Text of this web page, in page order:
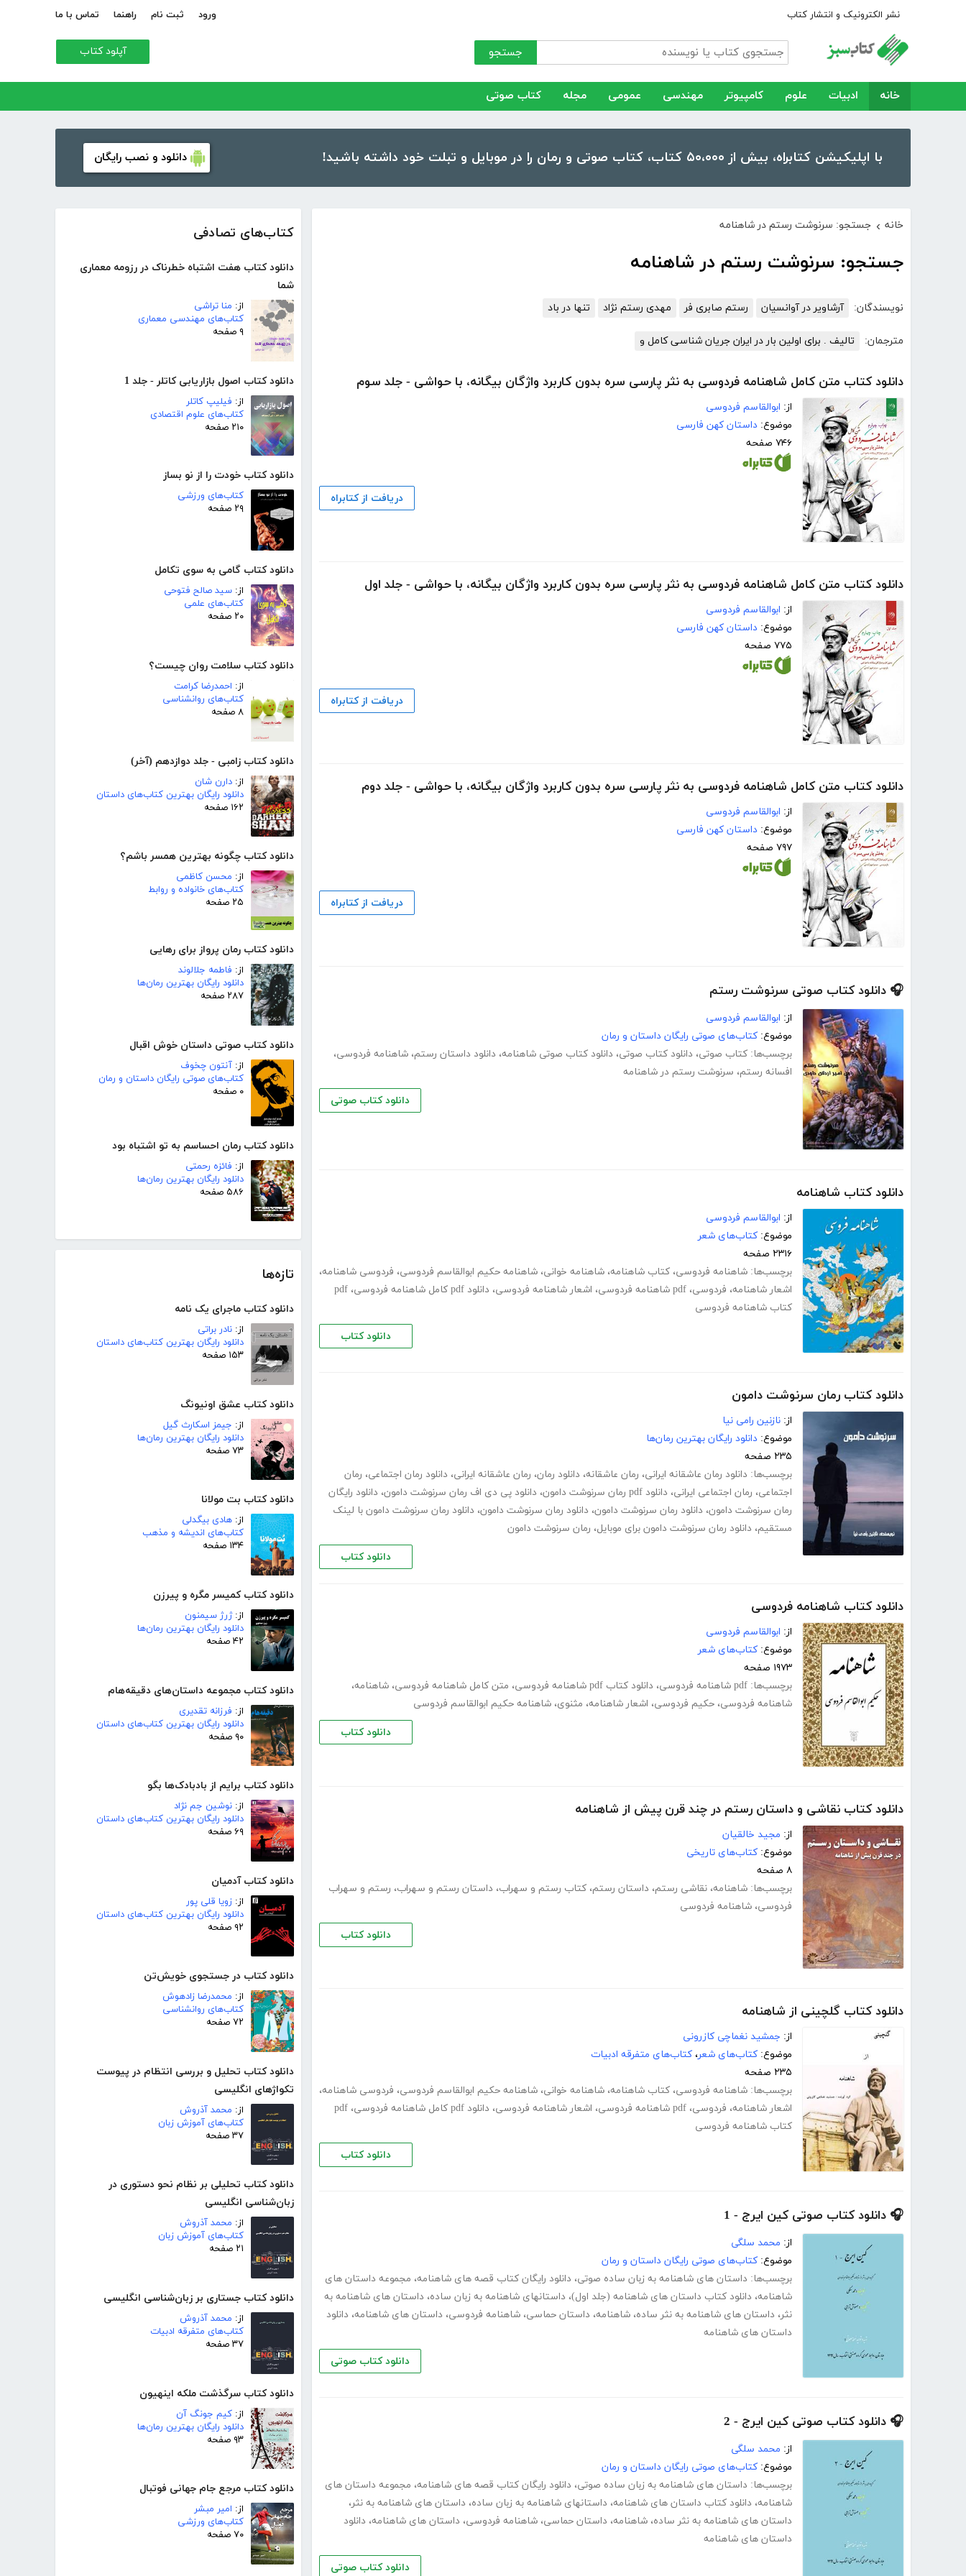
نشر الکترونیک و انتشار کتاب ورود ثبت نام راهنما تماس با ما
جستجو آپلود کتاب
خانه ادبیات علوم کامپیوتر مهندسی عمومی مجله کتاب صوتی
با اپلیکیشن کتابراه، بیش از ۵۰،۰۰۰ کتاب، کتاب صوتی و رمان را در موبایل و تبلت خود داشته باشید! دانلود و نصب رایگان
کتاب‌های تصادفی
دانلود کتاب هفت اشتباه خطرناک در رزومه معماری
شما
از: منا تراشی
کتاب‌های مهندسی معماری
۹ صفحه
دانلود کتاب اصول بازاریابی کاتلر - جلد 1
از: فیلیپ کاتلر
کتاب‌های علوم اقتصادی
۲۱۰ صفحه
دانلود کتاب خودت را از نو بساز
کتاب‌های ورزشی
۲۹ صفحه
دانلود کتاب گامی به سوی تکامل
از: سید صالح فتوحی
کتاب‌های علمی
۲۰ صفحه
دانلود کتاب سلامت روان چیست؟
از: احمدرضا کرامت
کتاب‌های روانشناسی
۸ صفحه
دانلود کتاب زامبی - جلد دوازدهم (آخر)
از: دارن شان
دانلود رایگان بهترین کتاب‌های داستان
۱۶۲ صفحه
دانلود کتاب چگونه بهترین همسر باشم؟
از: محسن کاظمی
کتاب‌های خانواده و روابط
۲۵ صفحه
دانلود کتاب رمان پرواز برای رهایی
از: فاطمه جلالوند
دانلود رایگان بهترین رمان‌ها
۲۸۷ صفحه
دانلود کتاب صوتی داستان خوش اقبال
از: آنتون چخوف
کتاب‌های صوتی رایگان داستان و رمان
۰ صفحه
دانلود کتاب رمان احساسم به تو اشتباه بود
از: فائزه رحمتی
دانلود رایگان بهترین رمان‌ها
۵۸۶ صفحه
تازه‌ها
دانلود کتاب ماجرای یک نامه
از: نادر براتی
دانلود رایگان بهترین کتاب‌های داستان
۱۵۳ صفحه
دانلود کتاب عشق اونیونگ
از: جیمز اسکارث گیل
دانلود رایگان بهترین رمان‌ها
۷۳ صفحه
دانلود کتاب بت مولانا
از: هادی بیگدلی
کتاب‌های اندیشه و مذهب
۱۳۴ صفحه
دانلود کتاب کمیسر مگره و پیرزن
از:ژرژ سیمنون
دانلود رایگان بهترین رمان‌ها
۴۲ صفحه
دانلود کتاب مجموعه داستان‌های دقیقه‌هام
از: فرزانه تقدیری
دانلود رایگان بهترین کتاب‌های داستان
۹۰ صفحه
دانلود کتاب برایم از بادبادک‌ها بگو
از: نوشین جم نژاد
دانلود رایگان بهترین کتاب‌های داستان
۶۹ صفحه
دانلود کتاب آدمیان
از: زویا قلی پور
دانلود رایگان بهترین کتاب‌های داستان
۹۲ صفحه
دانلود کتاب در جستجوی خویش‌تن
از: محمدرضا زادهوش
کتاب‌های روانشناسی
۷۲ صفحه
دانلود کتاب تحلیل و بررسی انتظام در پیوست
تکواژهای انگلیسی
از: محمد آذروش
کتاب‌های آموزش زبان
۳۷ صفحه
دانلود کتاب تحلیلی بر نظام نحو دستوری در
زبان‌شناسی انگلیسی
از: محمد آذروش
کتاب‌های آموزش زبان
۲۱ صفحه
دانلود کتاب جستاری بر زبان‌شناسی انگلیسی
از: محمد آذروش
کتاب‌های متفرقه ادبیات
۳۷ صفحه
دانلود کتاب سرگذشت ملکه اینهیون
از: کیم جونگ آن
دانلود رایگان بهترین رمان‌ها
۹۳ صفحه
دانلود کتاب مرجع جام جهانی فوتبال
از: امیر مبشر
کتاب‌های ورزشی
۷۰ صفحه
خانه › جستجو: سرنوشت رستم در شاهنامه
جستجو: سرنوشت رستم در شاهنامه
نویسندگان: آرشاویر در آوانسیان رستم صابری فر مهدی رستم نژاد تنها در باد
مترجمان: تالیف . برای اولین بار در ایران جریان شناسی کامل و
دانلود کتاب متن کامل شاهنامه فردوسی به نثر پارسی سره بدون کاربرد واژگان بیگانه، با حواشی - جلد سوم
از: ابوالقاسم فردوسی
موضوع: داستان کهن فارسی
۷۴۶ صفحه
دریافت از کتابراه
دانلود کتاب متن کامل شاهنامه فردوسی به نثر پارسی سره بدون کاربرد واژگان بیگانه، با حواشی - جلد اول
از: ابوالقاسم فردوسی
موضوع: داستان کهن فارسی
۷۷۵ صفحه
دریافت از کتابراه
دانلود کتاب متن کامل شاهنامه فردوسی به نثر پارسی سره بدون کاربرد واژگان بیگانه، با حواشی - جلد دوم
از: ابوالقاسم فردوسی
موضوع: داستان کهن فارسی
۷۹۷ صفحه
دریافت از کتابراه
🎧 دانلود کتاب صوتی سرنوشت رستم
از: ابوالقاسم فردوسی
موضوع: کتاب‌های صوتی رایگان داستان و رمان
برچسب‌ها: کتاب صوتی، دانلود کتاب صوتی، دانلود کتاب صوتی شاهنامه، دانلود داستان رستم، شاهنامه فردوسی،
افسانه رستم، سرنوشت رستم در شاهنامه
دانلود کتاب صوتی
دانلود کتاب شاهنامه
از: ابوالقاسم فردوسی
موضوع: کتاب‌های شعر
۲۳۱۶ صفحه
برچسب‌ها: شاهنامه فردوسی، کتاب شاهنامه، شاهنامه خوانی، شاهنامه حکیم ابوالقاسم فردوسی، فردوسی شاهنامه،
اشعار شاهنامه، فردوسی، pdf شاهنامه فردوسی ، اشعار شاهنامه فردوسی، دانلود pdf کامل شاهنامه فردوسی ، pdf
کتاب شاهنامه فردوسی
دانلود کتاب
دانلود کتاب رمان سرنوشت دامون
از: نازنین رامی نیا
موضوع: دانلود رایگان بهترین رمان‌ها
۲۳۵ صفحه
برچسب‌ها: دانلود رمان عاشقانه ایرانی، رمان عاشقانه، دانلود رمان، رمان عاشقانه ایرانی، دانلود رمان اجتماعی، رمان
اجتماعی، رمان اجتماعی ایرانی، دانلود pdf رمان سرنوشت دامون ، دانلود پی دی اف رمان سرنوشت دامون، دانلود رایگان
رمان سرنوشت دامون، دانلود رمان سرنوشت دامون، دانلود رمان سرنوشت دامون، دانلود رمان سرنوشت دامون با لینک
مستقیم، دانلود رمان سرنوشت دامون برای موبایل، رمان سرنوشت دامون
دانلود کتاب
دانلود کتاب شاهنامه فردوسی
از: ابوالقاسم فردوسی
موضوع: کتاب‌های شعر
۱۹۷۳ صفحه
برچسب‌ها: pdf شاهنامه فردوسی ، دانلود کتاب pdf شاهنامه فردوسی ، متن کامل شاهنامه فردوسی، شاهنامه،
شاهنامه فردوسی، حکیم فردوسی، اشعار شاهنامه، مثنوی، شاهنامه حکیم ابوالقاسم فردوسی
دانلود کتاب
دانلود کتاب نقاشی و داستان رستم در چند قرن پیش از شاهنامه
از: مجید خالقیان
موضوع: کتاب‌های تاریخی
۸ صفحه
برچسب‌ها: شاهنامه، نقاشی رستم، داستان رستم، کتاب رستم و سهراب، داستان رستم و سهراب، رستم و سهراب
فردوسی، شاهنامه فردوسی
دانلود کتاب
دانلود کتاب گلچینی از شاهنامه
از: جمشید نغماچی کازرونی
موضوع: کتاب‌های شعر، کتاب‌های متفرقه ادبیات
۲۳۵ صفحه
برچسب‌ها: شاهنامه فردوسی، کتاب شاهنامه، شاهنامه خوانی، شاهنامه حکیم ابوالقاسم فردوسی، فردوسی شاهنامه،
اشعار شاهنامه، فردوسی، pdf شاهنامه فردوسی ، اشعار شاهنامه فردوسی، دانلود pdf کامل شاهنامه فردوسی ، pdf
کتاب شاهنامه فردوسی
دانلود کتاب
🎧 دانلود کتاب صوتی کین ایرج - 1
از: محمد سلگی
موضوع: کتاب‌های صوتی رایگان داستان و رمان
برچسب‌ها: داستان های شاهنامه به زبان ساده صوتی، دانلود رایگان کتاب قصه های شاهنامه، مجموعه داستان های
شاهنامه، دانلود کتاب داستان های شاهنامه (جلد اول)، داستانهای شاهنامه به زبان ساده، داستان های شاهنامه به
نثر، داستان های شاهنامه به نثر ساده، شاهنامه، داستان حماسی، شاهنامه فردوسی، داستان های شاهنامه، دانلود
داستان های شاهنامه
دانلود کتاب صوتی
🎧 دانلود کتاب صوتی کین ایرج - 2
از: محمد سلگی
موضوع: کتاب‌های صوتی رایگان داستان و رمان
برچسب‌ها: داستان های شاهنامه به زبان ساده صوتی، دانلود رایگان کتاب قصه های شاهنامه، مجموعه داستان های
شاهنامه، دانلود کتاب داستان های شاهنامه، داستانهای شاهنامه به زبان ساده، داستان های شاهنامه به نثر،
داستان های شاهنامه به نثر ساده، شاهنامه، داستان حماسی، شاهنامه فردوسی، داستان های شاهنامه، دانلود
داستان های شاهنامه
دانلود کتاب صوتی